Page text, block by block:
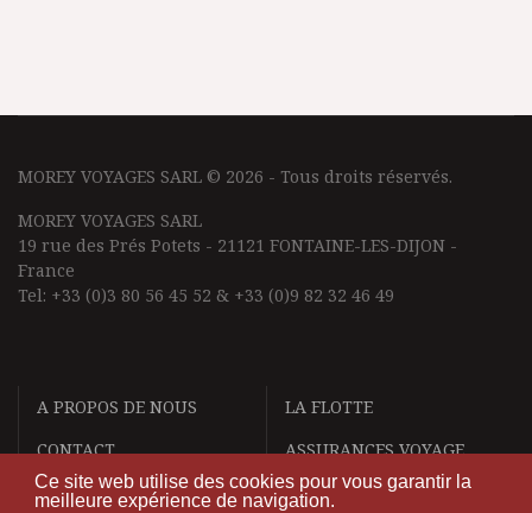
Ce site web utilise des cookies pour vous garantir la
meilleure expérience de navigation.
MOREY VOYAGES SARL © 2026 - Tous droits réservés.
MOREY VOYAGES SARL
19 rue des Prés Potets - 21121 FONTAINE-LES-DIJON -
France
Tel: +33 (0)3 80 56 45 52 & +33 (0)9 82 32 46 49
A PROPOS DE NOUS
LA FLOTTE
CONTACT
ASSURANCES VOYAGE
DEMANDE DE DEVIS
MENTIONS LÉGALES